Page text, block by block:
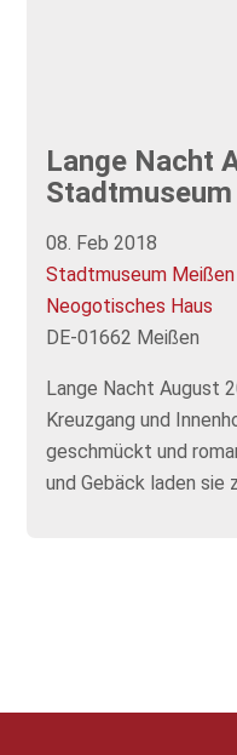
Lange Nacht
Stadtmuseum
08. Feb 2018
Stadtmuseum
Neogotisches Haus
DE-01662 Meißen
Lange Nacht August
Kreuzgang und
geschmückt und
und Gebäck laden sie